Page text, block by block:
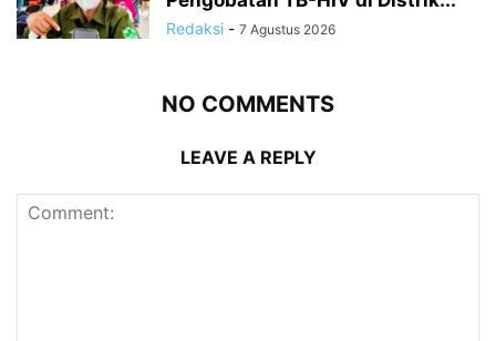
Redaksi - 7 Agustus 2026
NO COMMENTS
LEAVE A REPLY